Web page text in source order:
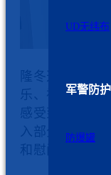
UD无纬布
军警防护
防爆罐
隆冬透寒意，
乐、祥和的节
感受到关心关
入部分困难职
和慰问品，以